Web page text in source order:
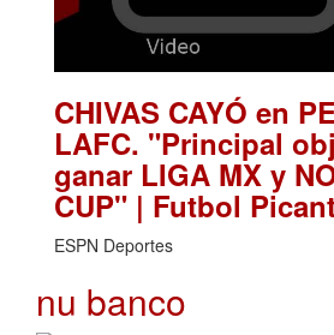
CHIVAS CAYÓ en
LAFC. "Principal
ganar LIGA MX y
CUP" | Futbol
ESPN Deportes
nu banco